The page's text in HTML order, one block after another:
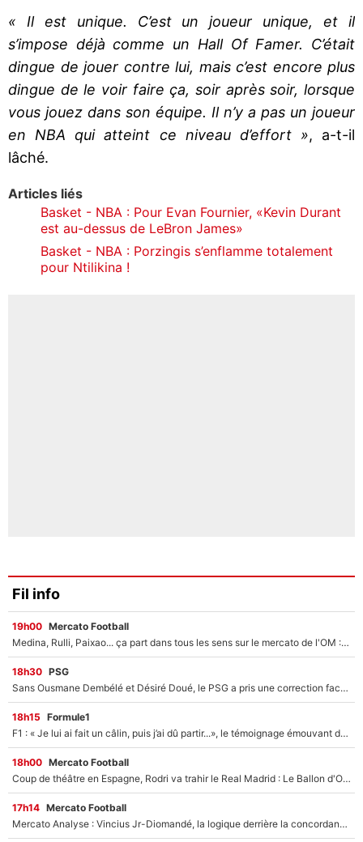
« Il est unique. C’est un joueur unique, et il
s’impose déjà comme un Hall Of Famer. C’était
dingue de jouer contre lui, mais c’est encore plus
dingue de le voir faire ça, soir après soir, lorsque
vous jouez dans son équipe. Il n’y a pas un joueur
en NBA qui atteint ce niveau d’effort », a-t-il
lâché.
Articles liés
Basket - NBA : Pour Evan Fournier, «Kevin Durant
est au-dessus de LeBron James»
Basket - NBA : Porzingis s’enflamme totalement
pour Ntilikina !
Fil info
19h00 Mercato Football
Medina, Rulli, Paixao... ça part dans tous les sens sur le mercato de l'OM : Frank McCourt va enfin récupérer l'argent qu'il attend ?
18h30 PSG
Sans Ousmane Dembélé et Désiré Doué, le PSG a pris une correction face à Majorque : Luis Enrique attend avec impatience des renforts !
18h15 Formule1
F1 : « Je lui ai fait un câlin, puis j’ai dû partir...», le témoignage émouvant de Max Verstappen sur sa fille
18h00 Mercato Football
Coup de théâtre en Espagne, Rodri va trahir le Real Madrid : Le Ballon d'Or a choisi de signer au FC Barcelone !
17h14 Mercato Football
Mercato Analyse : Vincius Jr-Diomandé, la logique derrière la concordance des temps